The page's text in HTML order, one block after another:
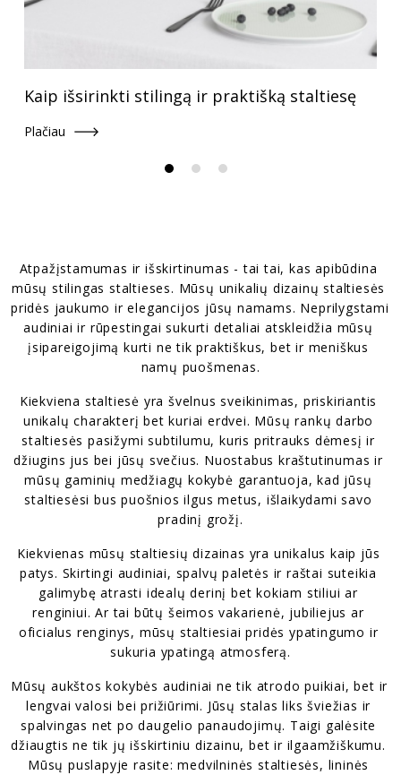
Kaip išsirinkti stilingą ir praktišką staltiesę
Plačiau
Atpažįstamumas ir išskirtinumas - tai tai, kas apibūdina
mūsų stilingas staltieses. Mūsų unikalių dizainų staltiesės
pridės jaukumo ir elegancijos jūsų namams. Neprilygstami
audiniai ir rūpestingai sukurti detaliai atskleidžia mūsų
įsipareigojimą kurti ne tik praktiškus, bet ir meniškus
namų puošmenas.
Kiekviena staltiesė yra švelnus sveikinimas, priskiriantis
unikalų charakterį bet kuriai erdvei. Mūsų rankų darbo
staltiesės pasižymi subtilumu, kuris pritrauks dėmesį ir
džiugins jus bei jūsų svečius. Nuostabus kraštutinumas ir
mūsų gaminių medžiagų kokybė garantuoja, kad jūsų
staltiesėsi bus puošnios ilgus metus, išlaikydami savo
pradinį grožį.
Kiekvienas mūsų staltiesių dizainas yra unikalus kaip jūs
patys. Skirtingi audiniai, spalvų paletės ir raštai suteikia
galimybę atrasti idealų derinį bet kokiam stiliui ar
renginiui. Ar tai būtų šeimos vakarienė, jubiliejus ar
oficialus renginys, mūsų staltiesiai pridės ypatingumo ir
sukuria ypatingą atmosferą.
Mūsų aukštos kokybės audiniai ne tik atrodo puikiai, bet ir
lengvai valosi bei prižiūrimi. Jūsų stalas liks šviežias ir
spalvingas net po daugelio panaudojimų. Taigi galėsite
džiaugtis ne tik jų išskirtiniu dizainu, bet ir ilgaamžiškumu.
Mūsų puslapyje rasite: medvilninės staltiesės, lininės